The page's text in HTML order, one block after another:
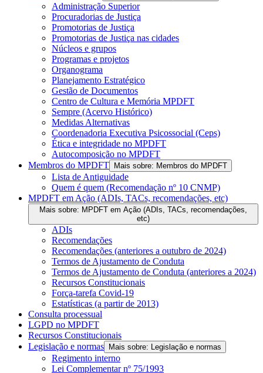
Administração Superior
Procuradorias de Justiça
Promotorias de Justiça
Promotorias de Justiça nas cidades
Núcleos e grupos
Programas e projetos
Organograma
Planejamento Estratégico
Gestão de Documentos
Centro de Cultura e Memória MPDFT
Sempre (Acervo Histórico)
Medidas Alternativas
Coordenadoria Executiva Psicossocial (Ceps)
Ética e integridade no MPDFT
Autocomposição no MPDFT
Membros do MPDFT
Mais sobre: Membros do MPDFT
Lista de Antiguidade
Quem é quem (Recomendação nº 10 CNMP)
MPDFT em Ação (ADIs, TACs, recomendações, etc)
Mais sobre: MPDFT em Ação (ADIs, TACs, recomendações,
etc)
ADIs
Recomendações
Recomendações (anteriores a outubro de 2024)
Termos de Ajustamento de Conduta
Termos de Ajustamento de Conduta (anteriores a 2024)
Recursos Constitucionais
Força-tarefa Covid-19
Estatísticas (a partir de 2013)
Consulta processual
LGPD no MPDFT
Recursos Constitucionais
Legislação e normas
Mais sobre: Legislação e normas
Regimento interno
Lei Complementar nº 75/1993